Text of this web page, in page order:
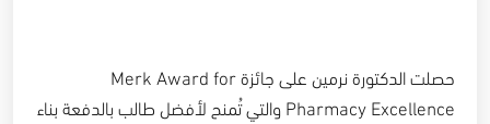
حصلت الدكتورة نرمين على جائزة Merk Award for
Pharmacy Excellence والتي تُمنح لأفضل طالب بالدفعة بناء